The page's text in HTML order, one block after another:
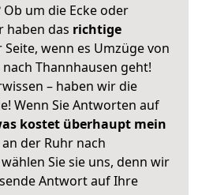
um die Ecke oder
haben das richtige
wenn es Umzüge von
Thannhausen geht!
– haben wir die
Wenn Sie Antworten auf
kostet überhaupt mein
der Ruhr nach
Sie sie uns, denn wir
Antwort auf Ihre